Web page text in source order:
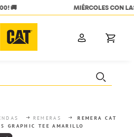
ITAÚ 🧡 20% OFF + 6 CUOTAS SIN
REMERAS
REMERA CAT
GRAPHIC TEE AMARILLO